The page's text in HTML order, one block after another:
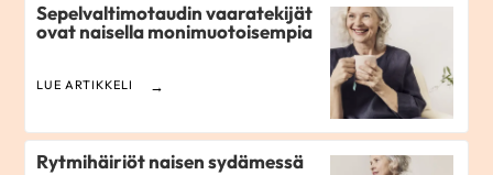
Sepelvaltimotaudin vaaratekijät
ovat naisella monimuotoisempia
LUE ARTIKKELI
Rytmihäiriöt naisen sydämessä